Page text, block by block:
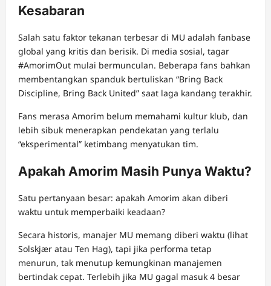
Kesabaran
Salah satu faktor tekanan terbesar di MU adalah fanbase
global yang kritis dan berisik. Di media sosial, tagar
#AmorimOut mulai bermunculan. Beberapa fans bahkan
membentangkan spanduk bertuliskan “Bring Back
Discipline, Bring Back United” saat laga kandang terakhir.
Fans merasa Amorim belum memahami kultur klub, dan
lebih sibuk menerapkan pendekatan yang terlalu
“eksperimental” ketimbang menyatukan tim.
Apakah Amorim Masih Punya Waktu?
Satu pertanyaan besar: apakah Amorim akan diberi
waktu untuk memperbaiki keadaan?
Secara historis, manajer MU memang diberi waktu (lihat
Solskjær atau Ten Hag), tapi jika performa tetap
menurun, tak menutup kemungkinan manajemen
bertindak cepat. Terlebih jika MU gagal masuk 4 besar